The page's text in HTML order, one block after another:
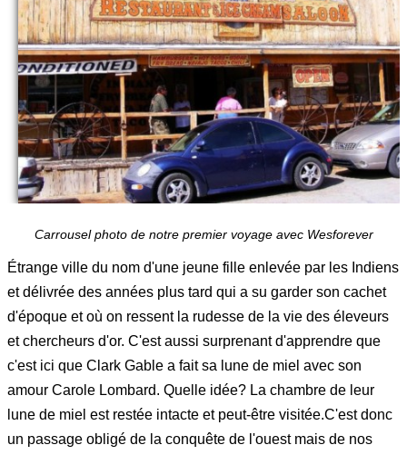
Carrousel photo de notre premier voyage avec Wesforever
Étrange ville du nom d'une jeune fille enlevée par les Indiens
et délivrée des années plus tard qui a su garder son cachet
d'époque et où on ressent la rudesse de la vie des éleveurs
et chercheurs d'or. C'est aussi surprenant d'apprendre que
c'est ici que Clark Gable a fait sa lune de miel avec son
amour Carole Lombard. Quelle idée? La chambre de leur
lune de miel est restée intacte et peut-être visitée.C'est donc
un passage obligé de la conquête de l'ouest mais de nos